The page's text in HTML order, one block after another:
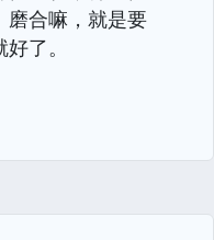
磨合嘛，就是要
了。